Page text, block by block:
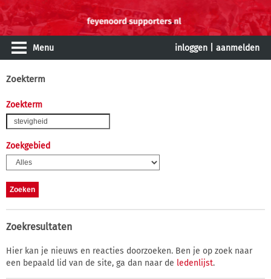
Menu inloggen aanmelden
Zoekterm
Zoekterm
Zoekgebied
Zoekresultaten
Hier kan je nieuws en reacties doorzoeken. Ben je op zoek naar
een bepaald lid van de site, ga dan naar de ledenlijst.